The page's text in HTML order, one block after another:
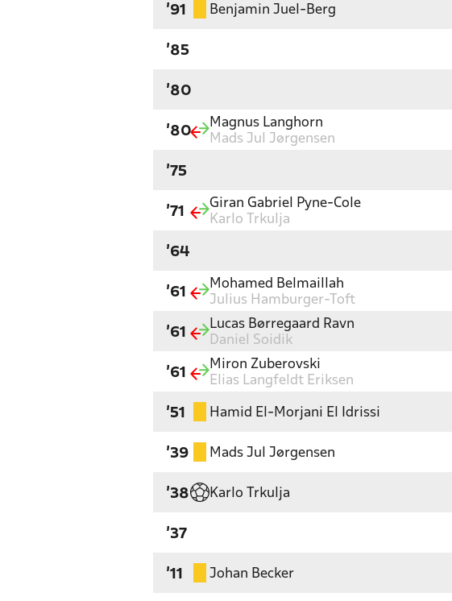
'91 Benjamin Juel-Berg
'85
'80
'80
Magnus Langhorn
Mads Jul Jørgensen
'75
'71
Giran Gabriel Pyne-Cole
Karlo Trkulja
'64
'61
Mohamed Belmaillah
Julius Hamburger-Toft
'61
Lucas Børregaard Ravn
Daniel Soidik
'61
Miron Zuberovski
Elias Langfeldt Eriksen
'51 Hamid El-Morjani El Idrissi
'39 Mads Jul Jørgensen
'38 Karlo Trkulja
'37
'11 Johan Becker